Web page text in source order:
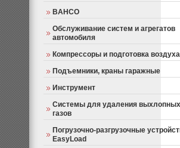
BAHCO
Обслуживание систем и агрегатов
автомобиля
Компрессоры и подготовка воздуха
Подъемники, краны гаражные
Инструмент
Системы для удаления выхлопных
газов
Погрузочно-разгрузочные
EasyLoad